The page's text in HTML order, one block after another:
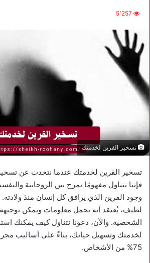
5٬257
تسخير القرين لخدمتك
تسخير القرين لخدمتك عندما نتحدث عن
فإننا نتناول مفهومًا يمزج بين الروحانية
وجود القرين الذي يرافق كل إنسان منذ ولادته.
لطيف، يُعتقد أنه يحمل معلومات ويمكن
الشخصية. والآن، دعونا نتناول كيف يمكنك
لخدمتك وتسهيل حياتك، بناءً على أساليب
75% من الأشخاص.